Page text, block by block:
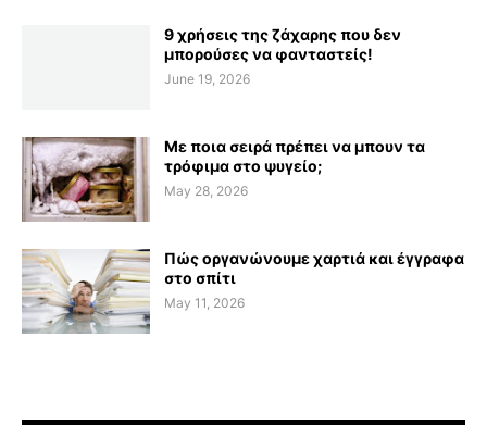
9 χρήσεις της ζάχαρης που δεν
μπορούσες να φανταστείς!
June 19, 2026
Με ποια σειρά πρέπει να μπουν τα
τρόφιμα στο ψυγείο;
May 28, 2026
Πώς οργανώνουμε χαρτιά και έγγραφα
στο σπίτι
May 11, 2026